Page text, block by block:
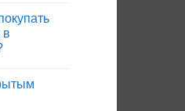
в